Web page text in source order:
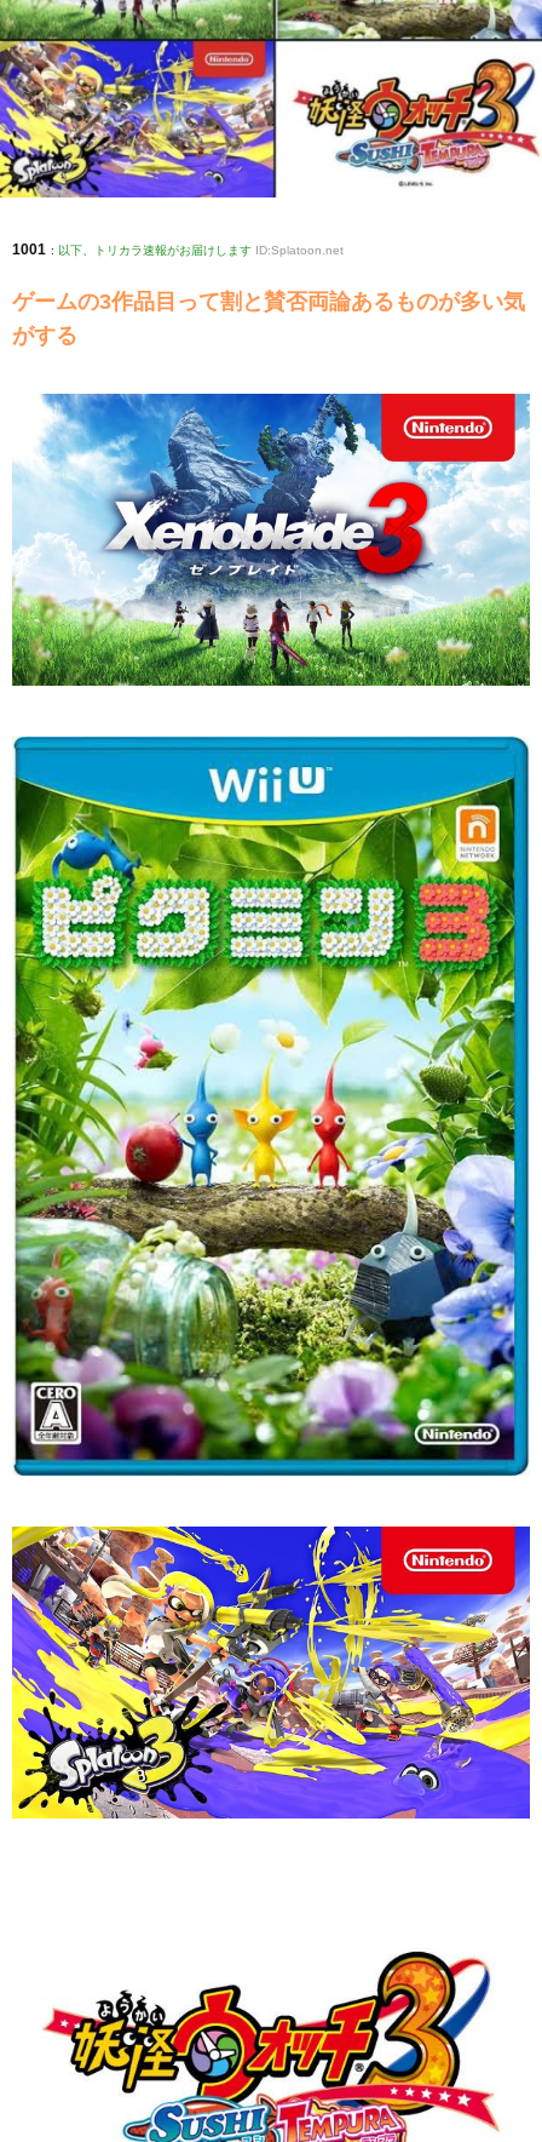
1001 : 以下、トリカラ速報がお届けします ID:Splatoon.net
ゲームの3作品目って割と賛否両論あるものが多い気
がする